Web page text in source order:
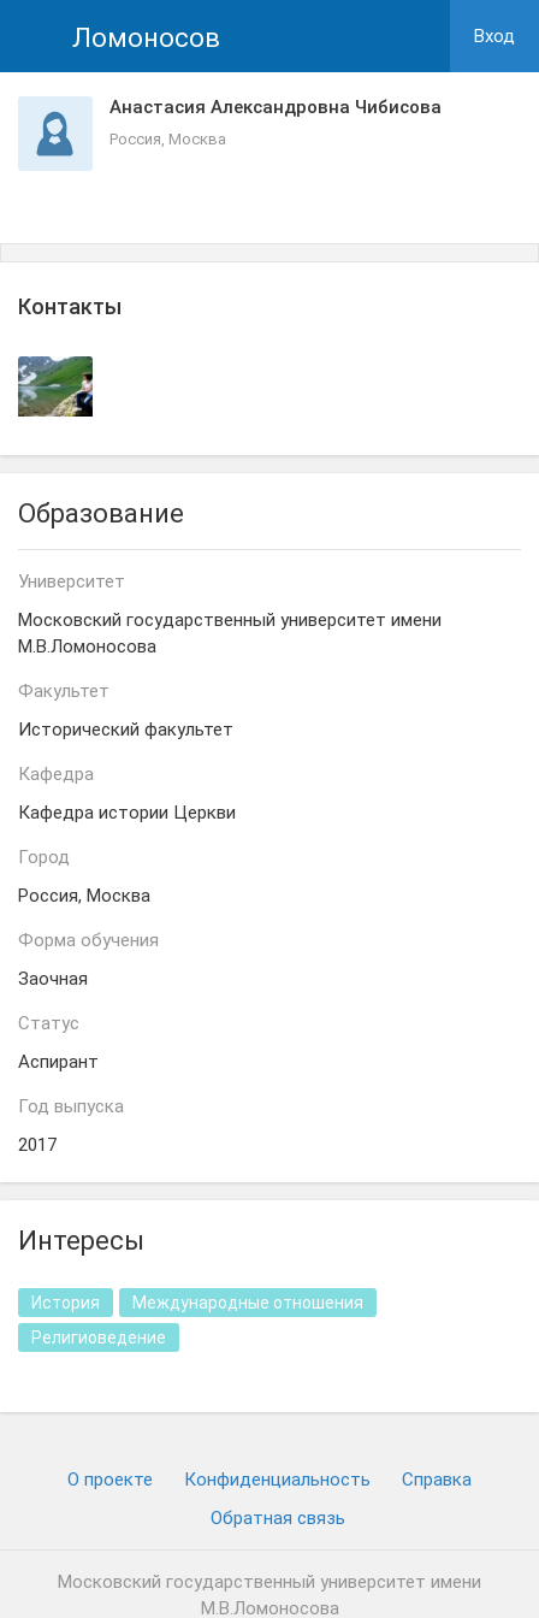
Ломоносов Вход
Анастасия Александровна Чибисова
Россия, Москва
Контакты
Образование
Университет
Московский государственный университет имени
М.В.Ломоносова
Факультет
Исторический факультет
Кафедра
Кафедра истории Церкви
Город
Россия, Москва
Форма обучения
Заочная
Статус
Аспирант
Год выпуска
2017
Интересы
История
Международные отношения
Религиоведение
О проекте Конфиденциальность
Cправка
Обратная связь
Московский государственный университет имени
М.В.Ломоносова